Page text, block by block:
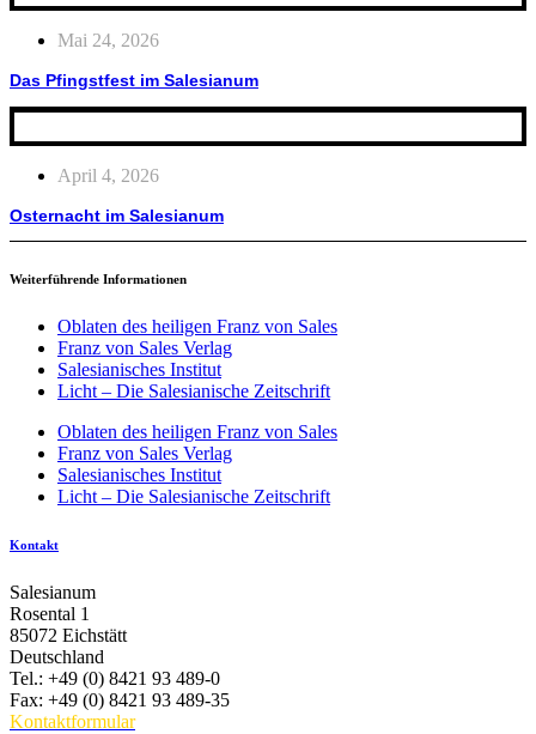
Mai 24, 2026
Das Pfingstfest im Salesianum
April 4, 2026
Osternacht im Salesianum
Weiterführende Informationen
Oblaten des heiligen Franz von Sales
Franz von Sales Verlag
Salesianisches Institut
Licht – Die Salesianische Zeitschrift
Oblaten des heiligen Franz von Sales
Franz von Sales Verlag
Salesianisches Institut
Licht – Die Salesianische Zeitschrift
Kontakt
Salesianum
Rosental 1
85072 Eichstätt
Deutschland
Tel.: +49 (0) 8421 93 489-0
Fax: +49 (0) 8421 93 489-35
Kontaktformular